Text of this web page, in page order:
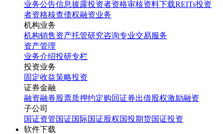
业务公告信息披露投资者资格审核资料下载REITs投资
者资格核查债权融资业务
机构业务
机构销售资产托管研究咨询专业交易服务
资产管理
业务介绍投研专栏
投资业务
固定收益策略投资
证券金融
融资融券股票质押约定购回证券出借股权激励融资
子公司
国证资管国证国际国证股权国投期货国证投资
软件下载